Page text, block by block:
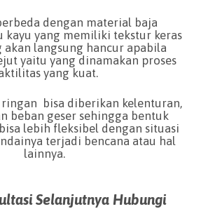
dengan material baja
kayu yang memiliki tekstur keras
akan langsung hancur apabila
yaitu yang dinamakan proses
yang kuat.
ringan bisa diberikan kelenturan,
beban geser sehingga bentuk
lebih fleksibel dengan situasi
terjadi bencana atau hal
lainnya.
Selanjutnya Hubungi